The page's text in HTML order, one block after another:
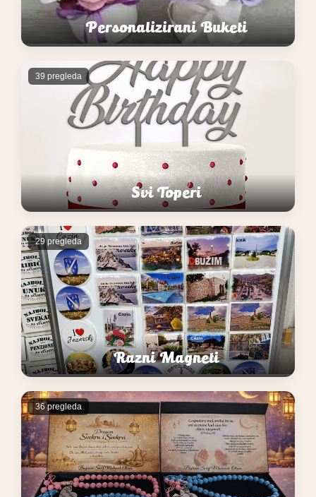
Personalizirani Buketi
39 pregleda
Svi Toperi
29 pregleda
Razni Magneti
36 pregleda